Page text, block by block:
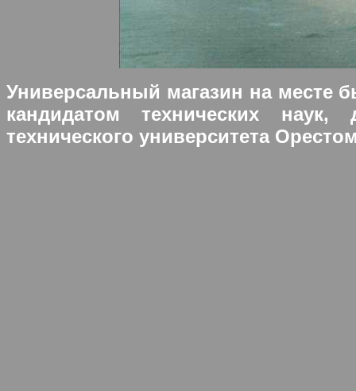
Универсальный магазин на месте
кандидатом технических наук,
технического университета